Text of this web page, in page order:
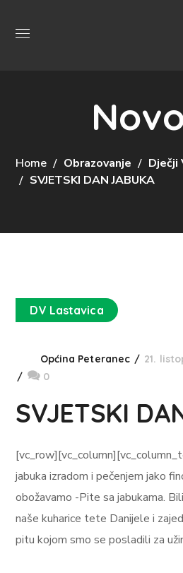
Home Obrazovanje Dječji
SVJETSKI DAN JABUKA
DV Lastavica
Općina Peteranec
21.
0
SVJETSKI
jabuka izradom i pečenjem jako
obožavamo -Pite sa jabukama.
naše kuharice tete Danijele i
pitu kojom smo se posladili za